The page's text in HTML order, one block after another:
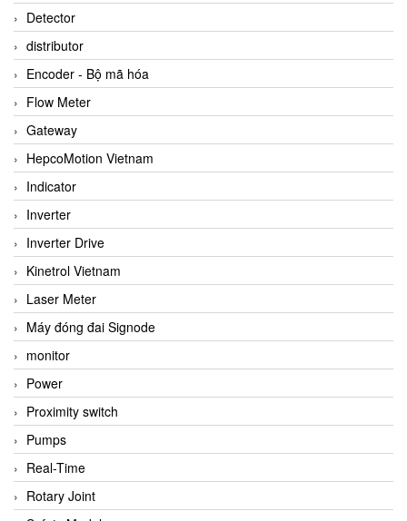
Detector
distributor
Encoder - Bộ mã hóa
Flow Meter
Gateway
HepcoMotion Vietnam
Indicator
Inverter
Inverter Drive
Kinetrol Vietnam
Laser Meter
Máy đóng đai Signode
monitor
Power
Proximity switch
Pumps
Real-Time
Rotary Joint